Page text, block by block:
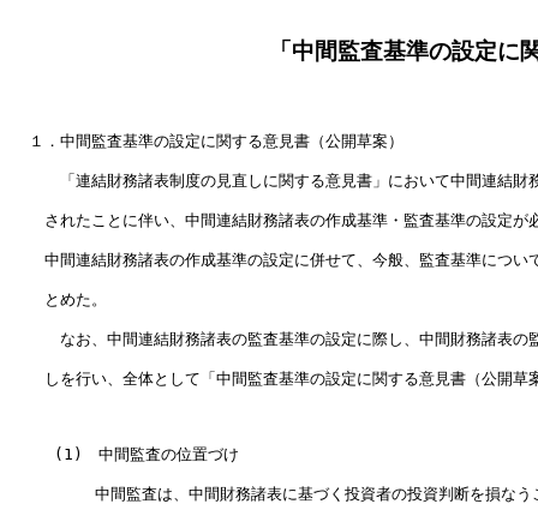
「中間監査基準の設定に
１．中間監査基準の設定に関する意見書
　　「連結財務諸表制度の見直しに関する意見書」において中間連結財
　されたことに伴い、中間連結財務諸表の作成基準・監査基準の設定が
　中間連結財務諸表の作成基準の設定に併せて、今般、監査基準につい
　とめ
　　なお、中間連結財務諸表の監査基準の設定に際し、中間財務諸表の
　しを行い、全体として「中間監査基準の設定に関する意見書（公開草
(1)　中間監査の位
　　　中間監査は、中間財務諸表に基づく投資者の投資判断を損なう